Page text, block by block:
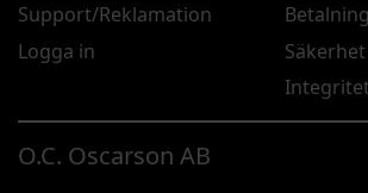
O.C. Oscarson AB
Support/Reklamation
Logga in
Betalning